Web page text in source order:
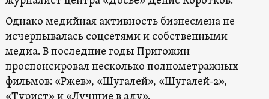
Однако медийная активность бизнесмена не
исчерпывалась соцсетями и собственными
медиа. В последние годы Пригожин
проспонсировал несколько полнометражных
фильмов: «Ржев», «Шугалей», «Шугалей-2»,